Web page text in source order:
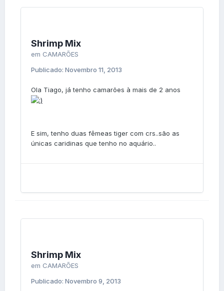
Shrimp Mix
em CAMARÕES
Publicado: Novembro 11, 2013
Ola Tiago, já tenho camarões à mais de 2 anos
E sim, tenho duas fêmeas tiger com crs..são as
únicas caridinas que tenho no aquário..
Shrimp Mix
em CAMARÕES
Publicado: Novembro 9, 2013